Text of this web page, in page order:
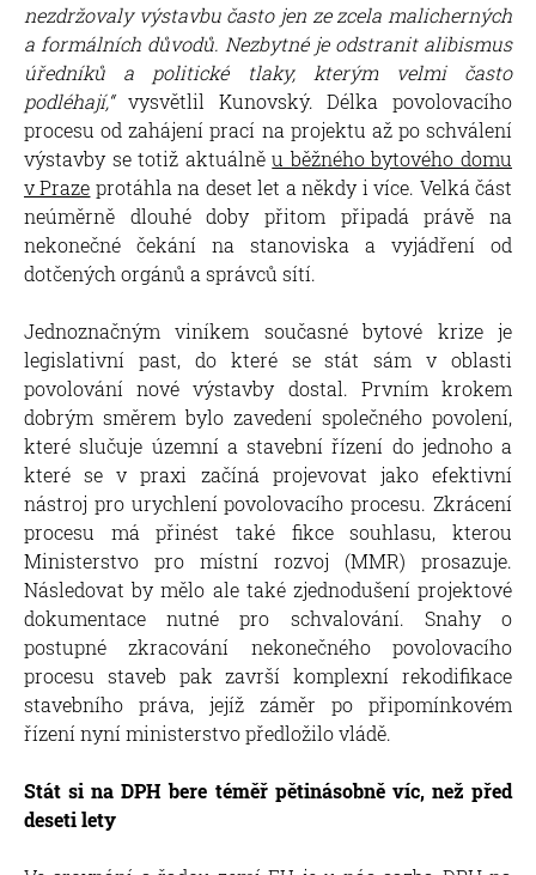
nezdržovaly výstavbu často jen ze zcela malicherných
a formálních důvodů. Nezbytné je odstranit alibismus
úředníků a politické tlaky, kterým velmi často
podléhají,“vysvětlil Kunovský. Délka povolovacího
procesu od zahájení prací na projektu až po schválení
výstavby se totiž aktuálněu běžného bytového domu
v Praze protáhla na deset let a někdy i více. Velká část
neúměrně dlouhé doby přitom připadá právě na
nekonečné čekání na stanoviska a vyjádření od
dotčených orgánů a správců sítí.
Jednoznačným viníkem současné bytové krize je
legislativní past, do které se stát sám v oblasti
povolování nové výstavby dostal. Prvním krokem
dobrým směrem bylo zavedení společného povolení,
které slučuje územní a stavební řízení do jednoho a
které se v praxi začíná projevovat jako efektivní
nástroj pro urychlení povolovacího procesu. Zkrácení
procesu má přinést také fikce souhlasu, kterou
Ministerstvo pro místní rozvoj (MMR) prosazuje.
Následovat by mělo ale také zjednodušení projektové
dokumentace nutné pro schvalování. Snahy o
postupné zkracování nekonečného povolovacího
procesu staveb pak završí komplexní rekodifikace
stavebního práva, jejíž záměr po připomínkovém
řízení nyní ministerstvo předložilo vládě.
Stát si na DPH bere téměř pětinásobně víc, než před
deseti lety